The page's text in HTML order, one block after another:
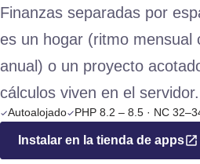
Finanzas separadas por
es un hogar (ritmo mensual
anual) o un proyecto
cálculos viven en el servidor.
Autoalojado PHP 8.2 – 8.5 · NC
Instalar en la tienda de apps